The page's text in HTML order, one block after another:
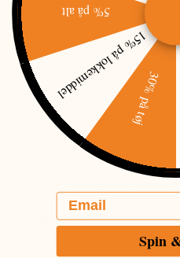
Måler 12 x 16 cm
FORBEHOLD FOR
OVENSTÅENDE INFORMATIONER OG
ÆNDRES. I TILFÆLDE AF TRYKFEJL
VARER BESTRÆBER VI OS PÅ
HVIS EN PRIS ER ÅBENLYST
AT LEVERE DET PÅGÆLDENDE
TEKSTER KAN VÆRE
ANMELDELSER
30% på tøj
15% på lokkemiddel
5% på alt
Email
Spin